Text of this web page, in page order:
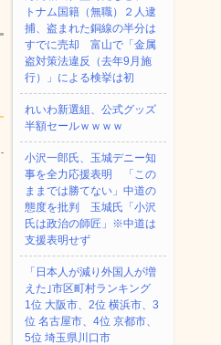
トナム国籍（無職）２人逮
捕、盗まれた銅線の半分は
すでに売却 富山で「金属
盗対策法違反（去年9月施
行）」による検挙は初
れいわ新選組、公式グッズ
半額セールｗｗｗｗ
小沢一郎氏、玉城デニー知
事を全力応援表明 「この
ままでは勝てない」中道の
態度を批判 玉城氏「小沢
氏は政治の師匠」※中道は
支援表明せず
「日本人が減り外国人が増
えた｣市区町村ランキング
1位 大阪市、2位 横浜市、3
位 名古屋市、4位 京都市、
5位 埼玉県川口市